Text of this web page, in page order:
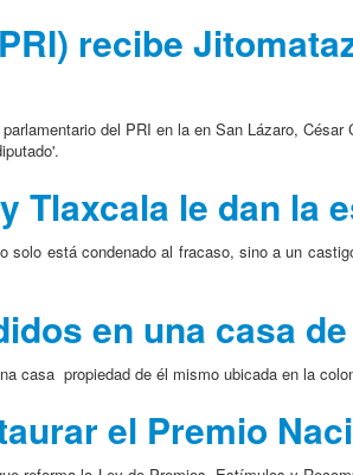
recibe
del PRI en la en San Lázaro,
Tlaxcala le dan la
está condenado al fracaso, sino a un
en una casa
casa propiedad de él mismo ubicada en la
el Premio